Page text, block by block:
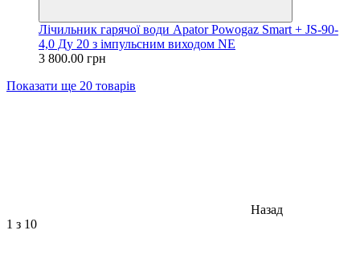
Лічильник гарячої води Apator Powogaz Smart + JS-90-
4,0 Ду 20 з імпульсним виходом NE
3 800.00 грн
Показати ще 20 товарів
Назад
1 з 10